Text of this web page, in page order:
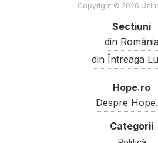
Copyright © 2026
Sectiuni
din România
din Întreaga
Hope.ro
Despre